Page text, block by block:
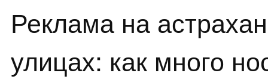
Факты
Реклама на
улицах: как много